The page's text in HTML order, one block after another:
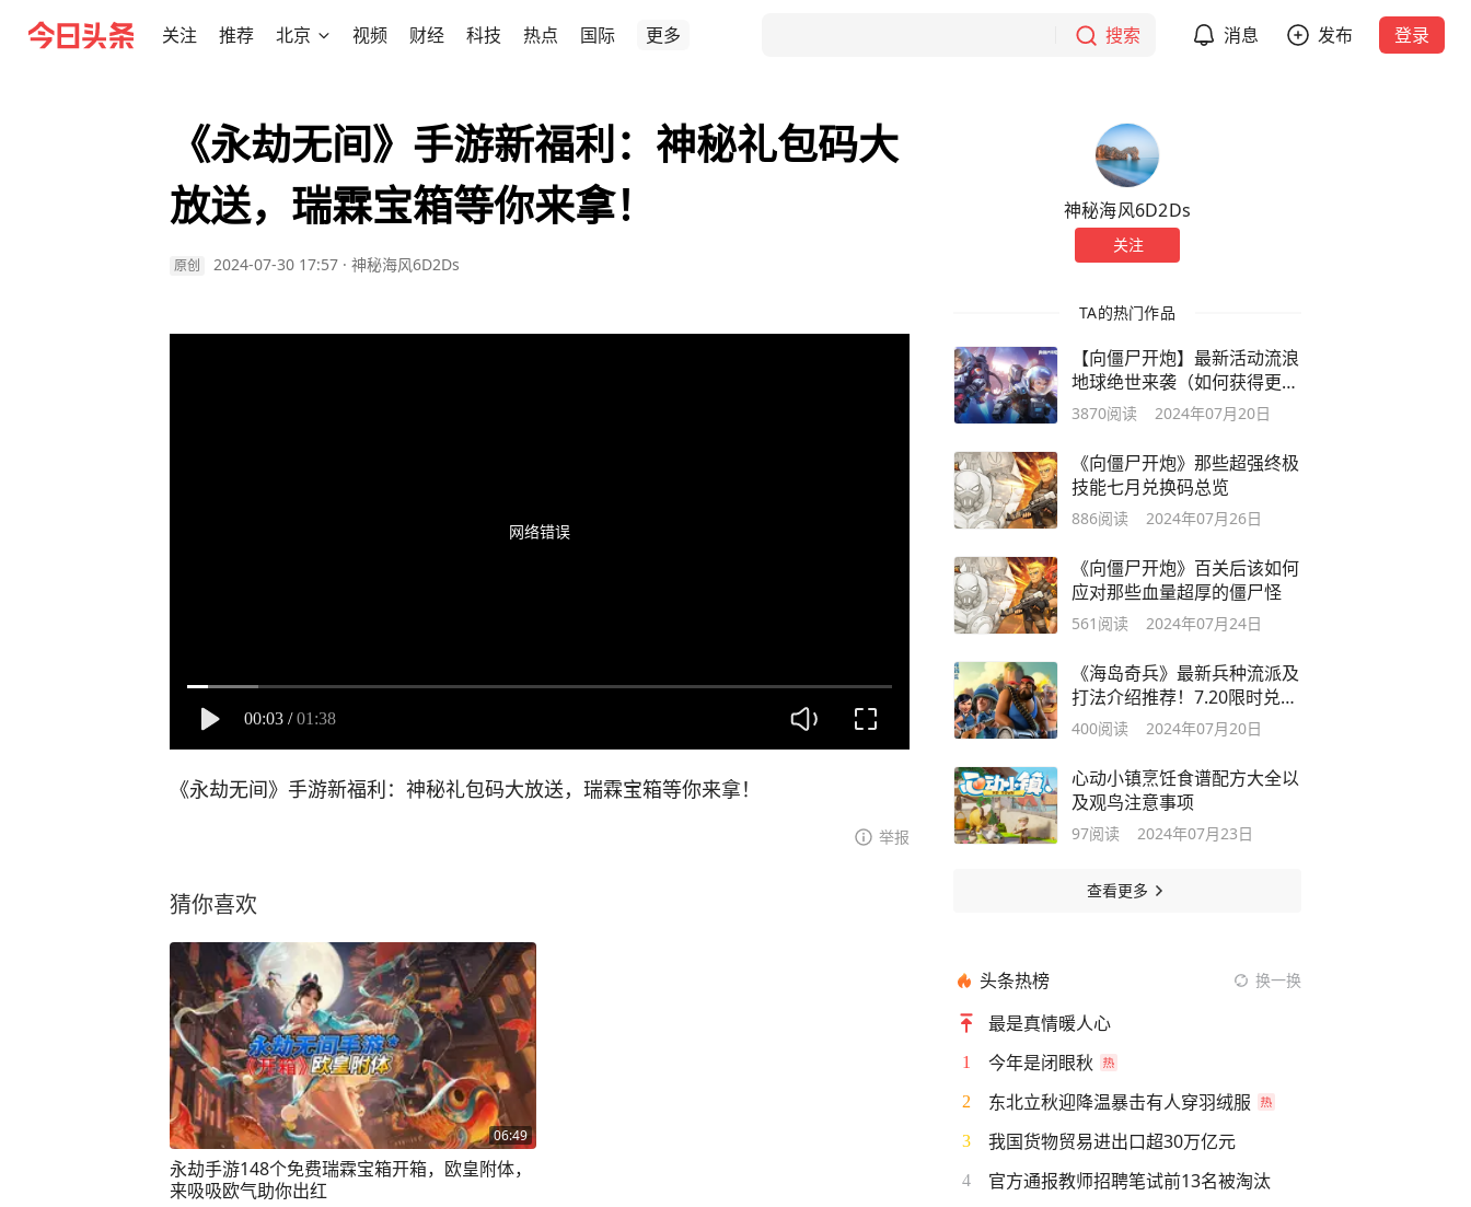
关注 推荐 北京 视频 财经 科技 热点 国际 更多 搜索 消息 发布 登录
《永劫无间》手游新福利：神秘礼包码大
放送，瑞霖宝箱等你来拿！
原创 2024-07-30 17:57 · 神秘海风6D2Ds
网络错误
00:03 / 01:38
《永劫无间》手游新福利：神秘礼包码大放送，瑞霖宝箱等你来拿！
举报
猜你喜欢
06:49
永劫手游148个免费瑞霖宝箱开箱，欧皇附体，
来吸吸欧气助你出红
神秘海风6D2Ds
关注
TA的热门作品
【向僵尸开炮】最新活动流浪
地球绝世来袭（如何获得更多
奖励）
3870阅读 2024年07月20日
《向僵尸开炮》那些超强终极
技能七月兑换码总览
886阅读 2024年07月26日
《向僵尸开炮》百关后该如何
应对那些血量超厚的僵尸怪
561 阅读 2024年07月24日
《海岛奇兵》最新兵种流派及
打法介绍推荐！7.20限时兑换
码！
400阅读 2024年07月20日
心动小镇烹饪食谱配方大全以
及观鸟注意事项
97阅读 2024年07月23日
查看更多
头条热榜 换一换
最是真情暖人心
1 今年是闭眼秋
2 东北立秋迎降温暴击有人穿羽绒服
3 我国货物贸易进出口超30万亿元
4 官方通报教师招聘笔试前13名被淘汰